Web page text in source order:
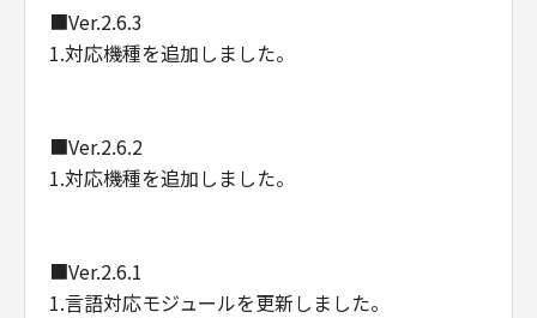
本条において、"the Software"という語は、本
契約における「本ソフトウエア」を意味するも
以上
キヤノン株式会社
■Ver.2.6.3
1.対応機種を追加しました。
■Ver.2.6.2
1.対応機種を追加しました。
■Ver.2.6.1
1.言語対応モジュールを更新しました。